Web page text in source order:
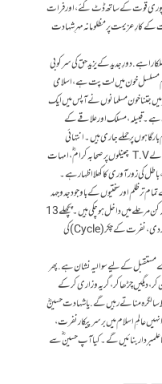
قوت کے ساتھ ڈٹ گئے، اور فرات
کارِ عزیمت پر مظلومانہ مہرِ شہادت
ہے. دورِ جدید کے یزید حق کی سرکوبی
ہیں. 2011ء سے شام مسلسل خون میں لت پت ہے، اسلامی
میں جتنا خون مسلمانوں نے آپس میں ایک
ہے۔ قبیلہ، مسلک اور علاقے کے
پر حملے جاری ہیں۔ انتہائی
تکلیف دہ حقیقت یہ کہ سوشل میڈیا اور یورپ سے چلنے والے T.V چینلوں پر صحابہ کرام ؓ ، امہات
کی زورآوری کا کھلا اظہار ہے۔
تر ظلم اور سختیوں کے باوجود جدوجہد
ِآزادی میں نئی جان پڑ گئی ہے۔ مجاہدین کی قربانیاں فیصلہ کن مرحلے میں داخل ہو چکی ہیں۔ پچھلے 13
سال میں تقریباً 4 ملین سے زائد مسلمان جنگ، دہشت گردی، نفرت کے چکر (Cycle) کی
مستقبل کے لیے سوالیہ نشان ہے. پھر
دیگیں چڑھا کر، گریہ و زاری کر کے
سالگرہ مناتے رہیں گے. یاشہادت حسینؓ
عالمِ اسلام میں برسرپیکار نفرت،
بنائیں گے۔ کیا آپ حسین ؓ سے